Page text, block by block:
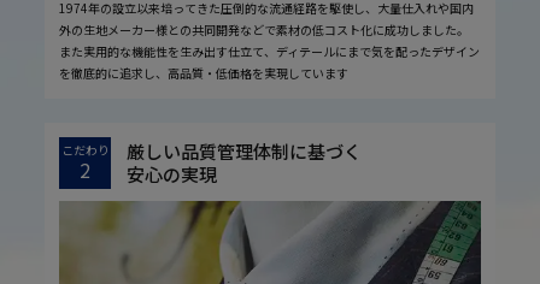
1974年の設立以来培ってきた圧倒的な流通経路を駆使し、大量仕入れや国内
外の生地メーカー様との共同開発などで素材の低コスト化に成功しました。
また実用的な機能性を生み出す仕立て、ディテールにまで気を配ったデザイン
を徹底的に追求し、高品質・低価格を実現しています
こだわり
2
厳しい品質管理体制に基づく
安心の実現